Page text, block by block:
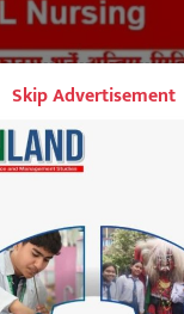
Skip Advertisement